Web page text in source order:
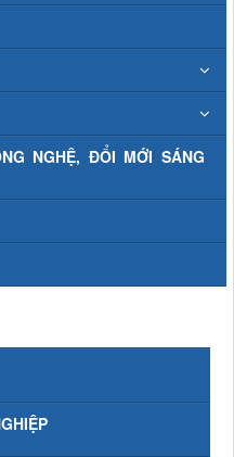
NGHỆ, ĐỔI MỚI SÁNG